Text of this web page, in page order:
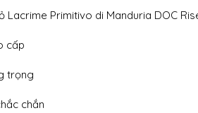
Lacrime Primitivo di Manduria DOC
cấp
trọng
chắn